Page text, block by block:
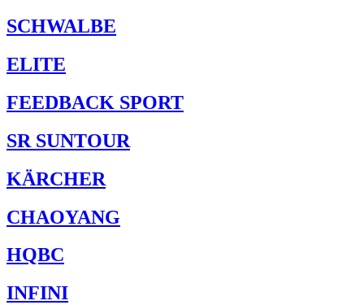
SCHWALBE
ELITE
FEEDBACK SPORT
SR SUNTOUR
KÄRCHER
CHAOYANG
HQBC
INFINI